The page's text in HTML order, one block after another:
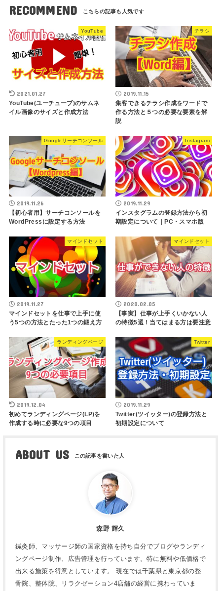
RECOMMEND
YouTube
2021.01.27
YouTube(ユーチューブ)のサムネ
イル画像のサイズと作成方法
チラシ
2019.11.15
集客できるチラシ作成をワードで
作る方法と５つの必要な要素を解
説
Googleサーチコンソール
2019.11.26
【初心者用】サーチコンソールを
WordPressに設定する方法
Instagram
2019.11.29
インスタグラムの登録方法から初
期設定について｜PC・スマホ版
マインドセット
2019.11.27
マインドセットを仕事で上手に使
う5つの方法とたった1つの鍛え方
マインドセット
2020.02.05
【事実】仕事が上手くいかない人
の特徴5選！当てはまる方は要注意
ランディングページ
2019.12.04
初めてランディングページ(LP)を
作成する時に必要な9つの項目
Twitter
2019.11.29
Twitter(ツイッター)の登録方法と
初期設定について
ABOUT US
森野 輝久
鍼灸師、マッサージ師の国家資格を持ち自分でブログやランディ
ングページ制作、広告管理を行っています。特に無料や低価格で
出来る施策を得意としています。 現在では千葉県と東京都の整
骨院、整体院、リラクゼーション4店舗の経営に携わっていま